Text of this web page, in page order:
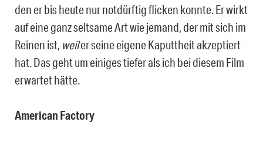
den er bis heute nur notdürftig flicken konnte. Er wirkt
auf eine ganz seltsame Art wie jemand, der mit sich im
Reinen ist, weiler seine eigene Kaputtheit akzeptiert
hat. Das geht um einiges tiefer als ich bei diesem Film
erwartet hätte.
American Factory